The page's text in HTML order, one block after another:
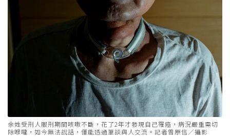
余姓受刑人服刑期間咳嗽不斷，花了2年才發現自己罹癌，病況嚴重需切
除喉嚨，如今無法說話，僅能透過筆談與人交流。記者曾原信／攝影